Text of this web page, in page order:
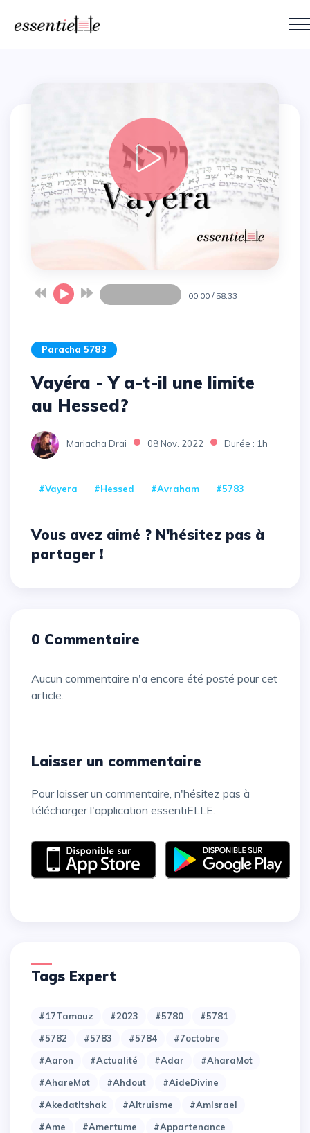
00:00 / 58:33
Paracha 5783
Vayéra - Y a-t-il une limite
au Hessed?
Mariacha Drai 08 Nov. 2022 Durée : 1h
#Vayera #Hessed #Avraham #5783
Vous avez aimé ? N'hésitez pas à
partager !
0 Commentaire
Aucun commentaire n'a encore été posté pour cet
article.
Laisser un commentaire
Pour laisser un commentaire, n'hésitez pas à
télécharger l'application essentiELLE.
Tags Expert
#17Tamouz #2023 #5780
#5781
#5782
#5783 #5784
#7octobre
#Aaron
#Actualité #Adar
#AharaMot
#AhareMot
#Ahdout
#AideDivine
#AkedatItshak
#Altruisme
#AmIsrael
#Ame
#Amertume
#Appartenance